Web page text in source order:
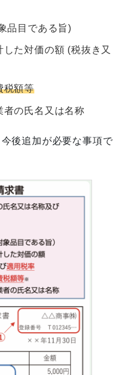
品目である旨)
た対価の額 (税抜き又
税額等
者の氏名又は名称
後追加が必要な事項で